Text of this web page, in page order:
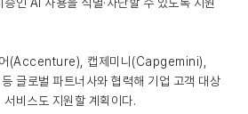
어(Accenture), 캡제미니(Capgemini),
글로벌 파트너사와 협력해 기업 고객 대상
비스도 지원할 계획이다.